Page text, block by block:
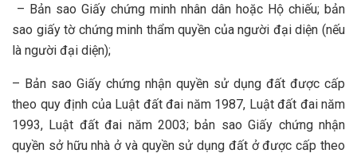
– Bản sao Giấy chứng minh nhân dân hoặc Hộ chiếu; bản
sao giấy tờ chứng minh thẩm quyền của người đại diện (nếu
là người đại diện);
– Bản sao Giấy chứng nhận quyền sử dụng đất được cấp
theo quy định của Luật đất đai năm 1987, Luật đất đai năm
1993, Luật đất đai năm 2003; bản sao Giấy chứng nhận
quyền sở hữu nhà ở và quyền sử dụng đất ở được cấp theo